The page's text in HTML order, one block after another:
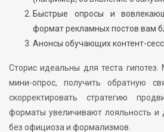
Быстрые опросы и
формат рекламных постов вам
Анонсы обучающих контент-
Сторис идеальны для теста гипотез.
мини-опрос, получить обратную
скорректировать стратегию
форматы увеличивают лояльность
без официоза и формализмов.